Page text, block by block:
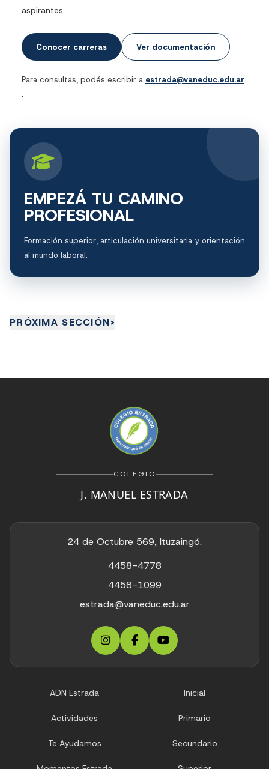
aspirantes.
Conocer carreras Ver documentación
Para consultas, podés escribir a estrada@vaneduc.edu.ar
.
EMPEZÁ TU CAMINO
PROFESIONAL
Formación superior, articulación universitaria y orientación
al mundo laboral.
PRÓXIMA SECCIÓN>
COLEGIO
J. MANUEL ESTRADA
24 de Octubre 569, Ituzaingó.
4458-4778
4458-1099
estrada@vaneduc.edu.ar
ADN Estrada Inicial
Actividades Primario
Te Ayudamos Secundario